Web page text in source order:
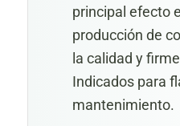
principal efecto
producción de
la calidad y
Indicados para
mantenimiento.